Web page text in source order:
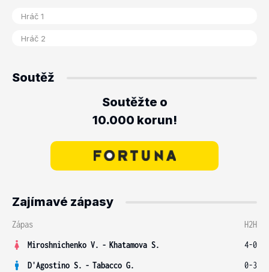
Soutěž
Soutěžte o
10.000 korun!
Zajímavé zápasy
Zápas
H2H
Miroshnichenko V. - Khatamova S.
4-0
D'Agostino S. - Tabacco G.
0-3